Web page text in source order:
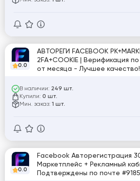
0.0
АВТОРЕГИ FACEBOOK
2FA+COOKIE | Верификация
В наличии: 249 шт.
Купили: 0 шт.
Мин. заказ: 1 шт.
0.0
Facebook Авторегистрация
Маркетплейс + Рекламный
Подтверждены по